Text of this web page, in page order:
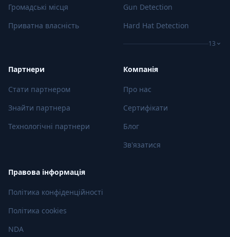
Громадські місця
Приватна власність
Gun Detection
Hard Hat Detection
13
Партнери
Стати партнером
Знайти партнера
Технологічні партнери
Компанія
Про нас
Сертифікати
Блог
Зв'язатися
Правова інформація
Політика конфіденційності
Політика cookies
NDA